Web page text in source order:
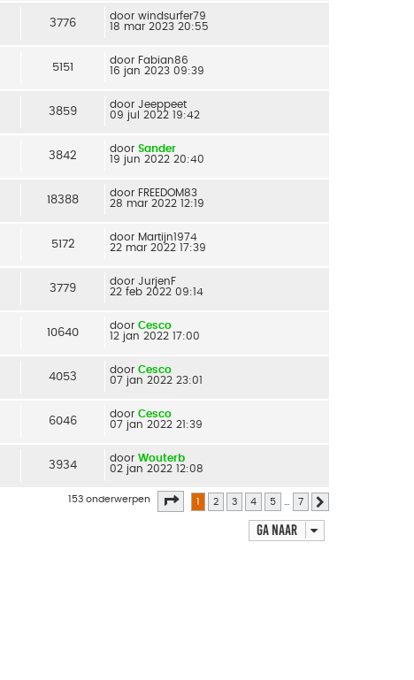
3776
door windsurfer79
18 mar 2023 20:55
5151
door Fabian86
16 jan 2023 09:39
3859
door Jeeppeet
09 jul 2022 19:42
3842
door Sander
19 jun 2022 20:40
18388
door FREEDOM83
28 mar 2022 12:19
5172
door Martijn1974
22 mar 2022 17:39
3779
door JurjenF
22 feb 2022 09:14
10640
door Cesco
12 jan 2022 17:00
4053
door Cesco
07 jan 2022 23:01
6046
door Cesco
07 jan 2022 21:39
3934
door Wouterb
02 jan 2022 12:08
153 onderwerpen Pagina1 van
1 2 3 4 5 7
Ga naar